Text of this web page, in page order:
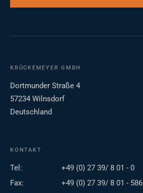
KRÜCKEMEYER GMBH
Dortmunder Straße 4
57234 Wilnsdorf
Deutschland
KONTAKT
Tel:
+49 (0) 27 39/ 8 01 - 0
Fax:
+49 (0) 27 39/ 8 01 - 586